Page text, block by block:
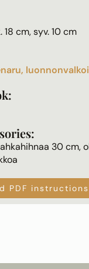
18 cm, syv. 10 cm
30 cm,
PDF instructions